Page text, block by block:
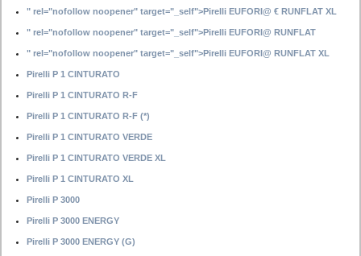
" rel="nofollow noopener" target="_self">Pirelli EUFORI@ € RUNFLAT XL
" rel="nofollow noopener" target="_self">Pirelli EUFORI@ RUNFLAT
" rel="nofollow noopener" target="_self">Pirelli EUFORI@ RUNFLAT XL
Pirelli P 1 CINTURATO
Pirelli P 1 CINTURATO R-F
Pirelli P 1 CINTURATO R-F (*)
Pirelli P 1 CINTURATO VERDE
Pirelli P 1 CINTURATO VERDE XL
Pirelli P 1 CINTURATO XL
Pirelli P 3000
Pirelli P 3000 ENERGY
Pirelli P 3000 ENERGY (G)